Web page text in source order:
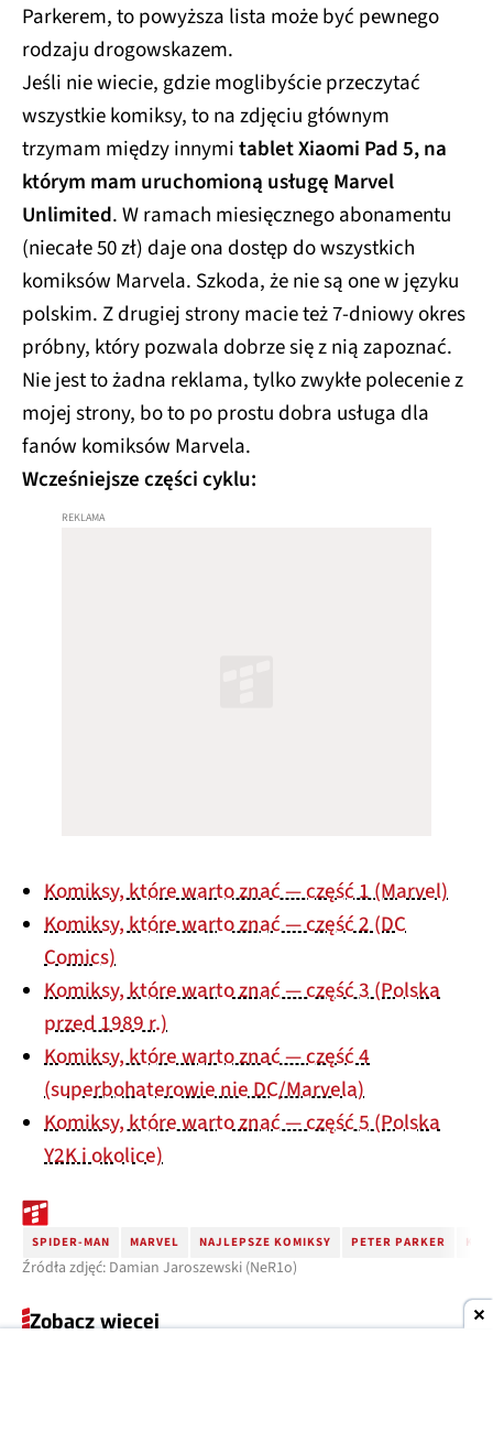
Parkerem, to powyższa lista może być pewnego
rodzaju drogowskazem.
Jeśli nie wiecie, gdzie moglibyście przeczytać
wszystkie komiksy, to na zdjęciu głównym
trzymam między innymitablet Xiaomi Pad 5, na
którym mam uruchomioną usługę Marvel
Unlimited. W ramach miesięcznego abonamentu
(niecałe 50 zł) daje ona dostęp do wszystkich
komiksów Marvela. Szkoda, że nie są one w języku
polskim. Z drugiej strony macie też 7-dniowy okres
próbny, który pozwala dobrze się z nią zapoznać.
Nie jest to żadna reklama, tylko zwykłe polecenie z
mojej strony, bo to po prostu dobra usługa dla
fanów komiksów Marvela.
Wcześniejsze części cyklu:
Komiksy, które warto znać — część 1 (Marvel)
Komiksy, które warto znać — część 2 (DC
Comics)
Komiksy, które warto znać — część 3 (Polska
przed 1989 r.)
Komiksy, które warto znać — część 4
(superbohaterowie nie DC/Marvela)
Komiksy, które warto znać — część 5 (Polska
Y2K i okolice)
SPIDER-MAN MARVEL NAJLEPSZE KOMIKSY PETER PARKER
Źródła zdjęć: Damian Jaroszewski (NeR1o)
Zobacz więcej